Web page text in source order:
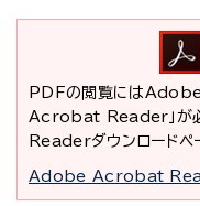
PDFの閲覧にはAdobe
Acrobat Reader」が
Readerダウンロードペ
Adobe Acrobat